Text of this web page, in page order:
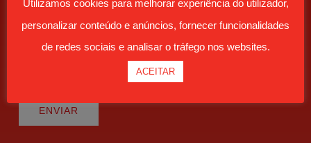
ENVIAR
Utilizamos cookies para melhorar experiência do utilizador,
personalizar conteúdo e anúncios, fornecer funcionalidades
de redes sociais e analisar o tráfego nos websites.
ACEITAR